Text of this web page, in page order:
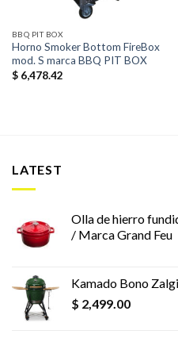
BBQ PIT BOX
Horno Smoker Bottom FireBox
mod. S marca BBQ PIT BOX
$6,478.42
LATEST
Olla de hierro
/ Marca Grand Feu
Kamado Bono
$ 2,499.00